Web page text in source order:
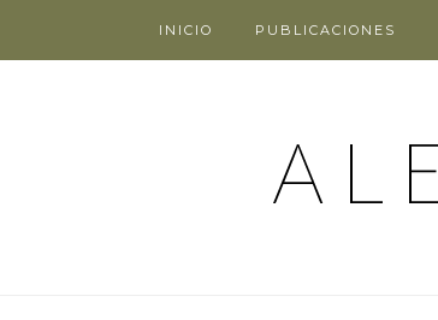
INICIO PUBLICACIONES